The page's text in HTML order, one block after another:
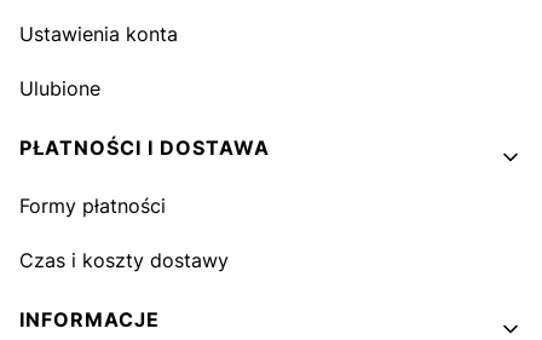
Ustawienia konta
Ulubione
PŁATNOŚCI I DOSTAWA
Formy płatności
Czas i koszty dostawy
INFORMACJE